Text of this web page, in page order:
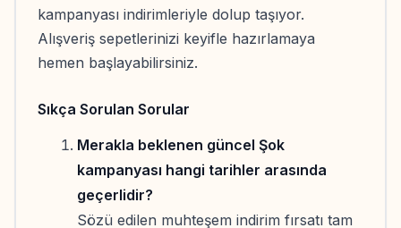
kampanyası indirimleriyle dolup taşıyor.
Alışveriş sepetlerinizi keyifle hazırlamaya
hemen başlayabilirsiniz.
Sıkça Sorulan Sorular
Merakla beklenen güncel Şok
kampanyası hangi tarihler arasında
geçerlidir?
Sözü edilen muhteşem indirim fırsatı tam